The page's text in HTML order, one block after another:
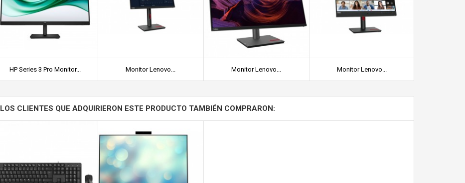
HP Series 3 Pro Monitor... Monitor Lenovo... Monitor Lenovo... Monitor Lenovo...
LOS CLIENTES QUE ADQUIRIERON ESTE PRODUCTO TAMBIÉN COMPRARON: